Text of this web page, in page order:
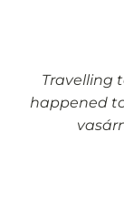
Travelling
happened